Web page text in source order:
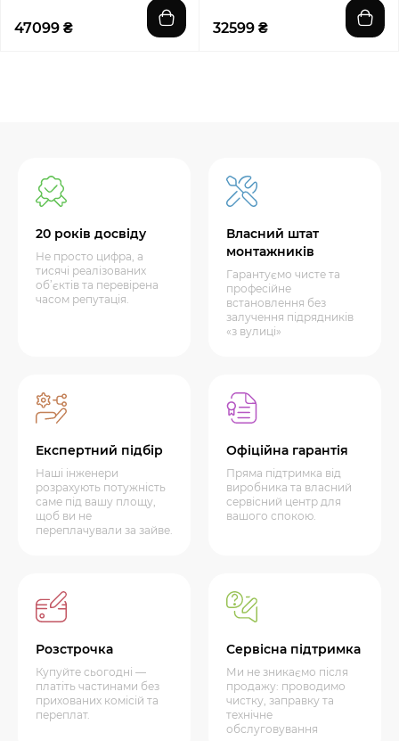
47099 ₴ 32599 ₴
20 років досвіду
Не просто цифра, а
тисячі реалізованих
об’єктів та перевірена
часом репутація.
Власний штат
монтажників
Гарантуємо чисте та
професійне
встановлення без
залучення підрядників
«з вулиці»
Експертний підбір
Наші інженери
розрахують потужність
саме під вашу площу,
щоб ви не
переплачували за зайве.
Офіційна гарантія
Пряма підтримка від
виробника та власний
сервісний центр для
вашого спокою.
Розстрочка
Купуйте сьогодні —
платіть частинами без
прихованих комісій та
переплат.
Сервісна підтримка
Ми не зникаємо після
продажу: проводимо
чистку, заправку та
технічне
обслуговування